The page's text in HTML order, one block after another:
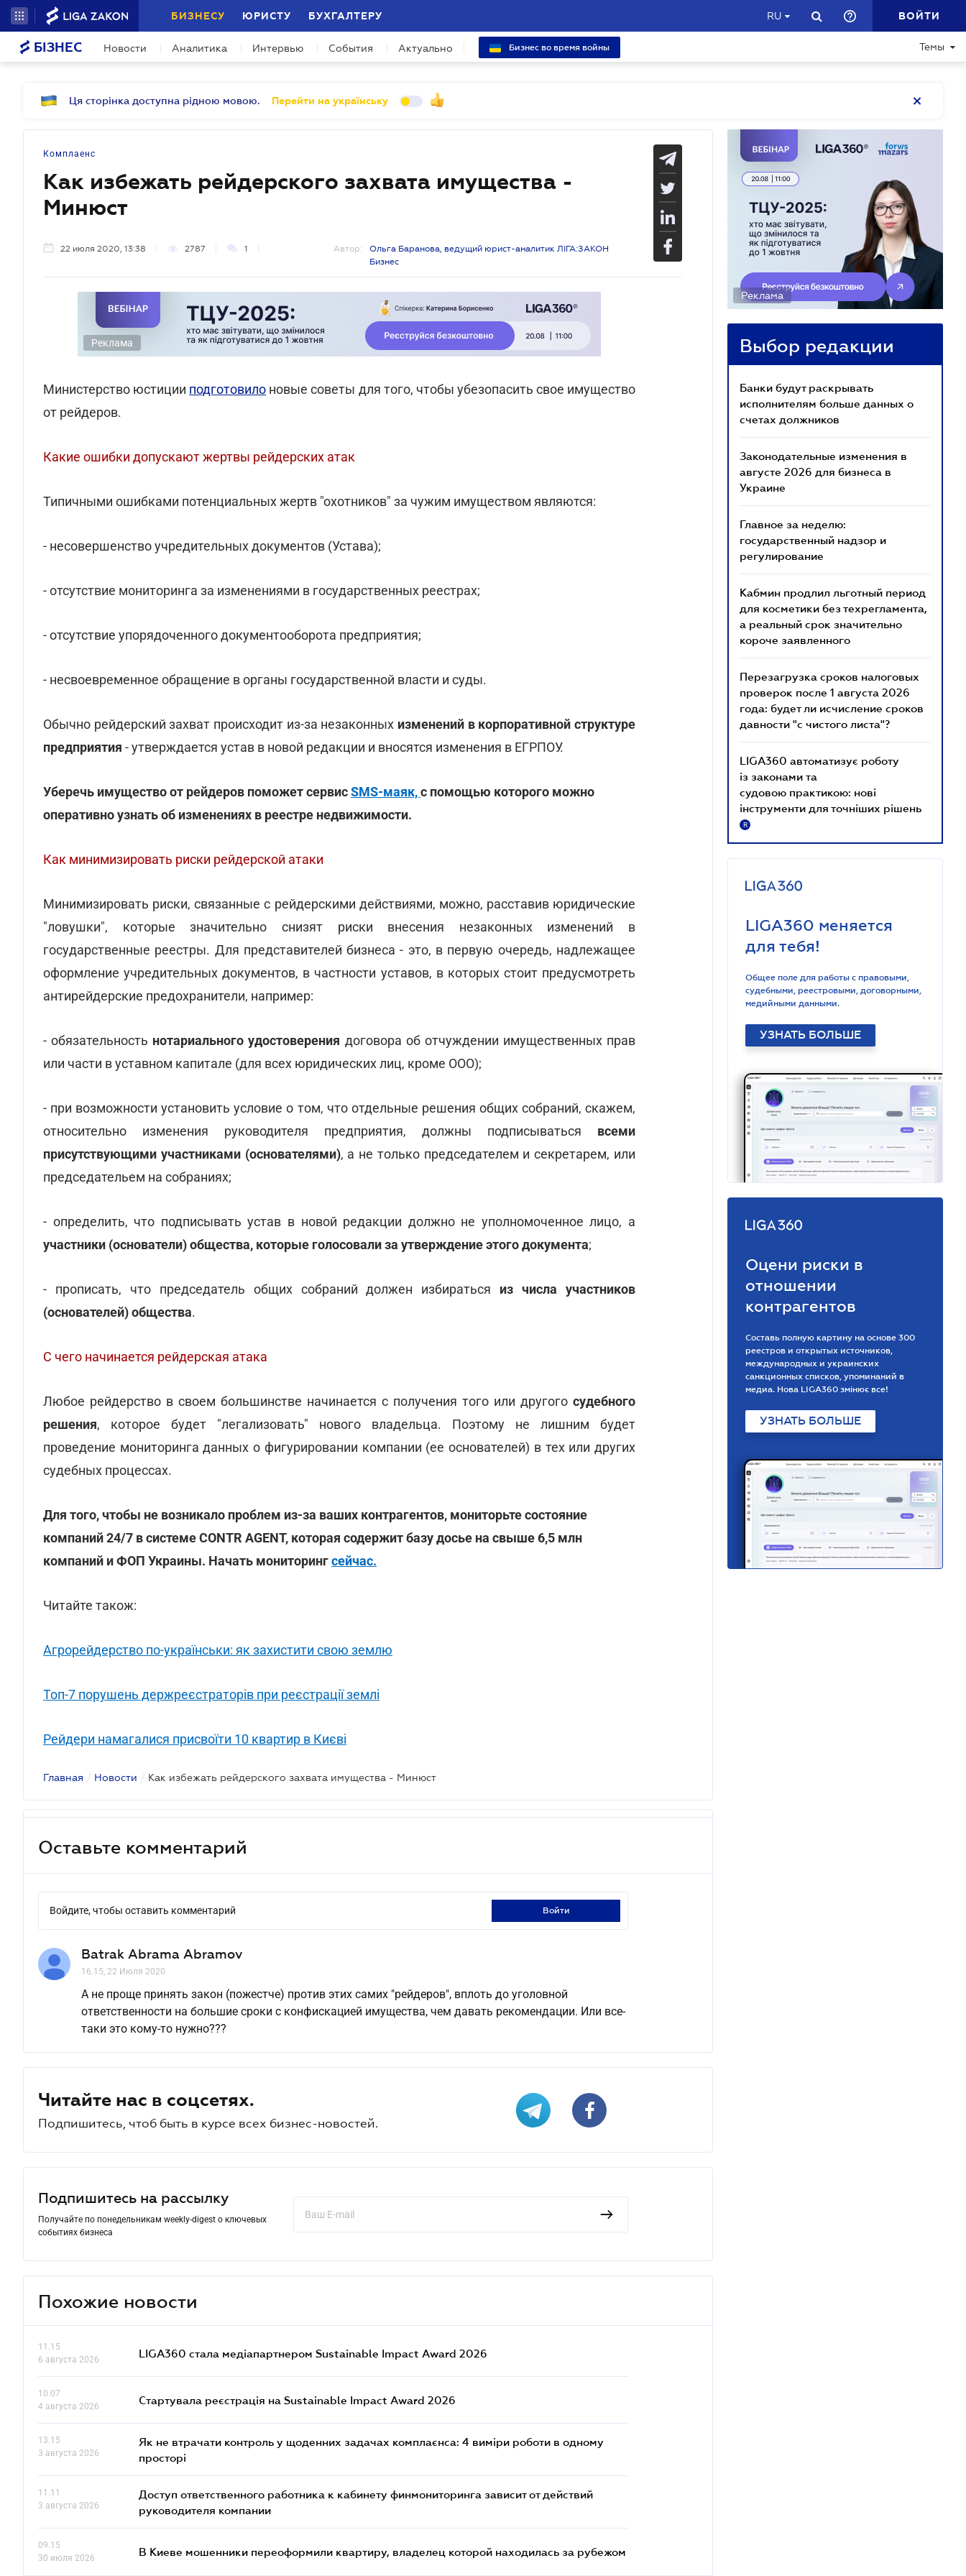
БИЗНЕСУ ЮРИСТУ БУХГАЛТЕРУ RU ВОЙТИ
БІЗНЕС Новости Аналитика Интервью События Актуально Бизнес во время войны Темы
Ця сторінка доступна рідною мовою. Перейти на українську
Комплаенс
Как избежать рейдерского захвата имущества -
Минюст
22 июля 2020, 13:38 2787 1 Автор:
Ольга Баранова, ведущий юрист-аналитик ЛІГА:ЗАКОН
Бизнес
Реклама
Министерство юстиции подготовило новые советы для того, чтобы убезопасить свое имущество
от рейдеров.
Какие ошибки допускают жертвы рейдерских атак
Типичными ошибками потенциальных жертв "охотников" за чужим имуществом являются:
- несовершенство учредительных документов (Устава);
- отсутствие мониторинга за изменениями в государственных реестрах;
- отсутствие упорядоченного документооборота предприятия;
- несвоевременное обращение в органы государственной власти и суды.
Обычно рейдерский захват происходит из-за незаконных изменений в корпоративной структуре
предприятия - утверждается устав в новой редакции и вносятся изменения в ЕГРПОУ.
Уберечь имущество от рейдеров поможет сервисSMS-маяк,с помощью которого можно
оперативно узнать об изменениях в реестре недвижимости.
Как минимизировать риски рейдерской атаки
Минимизировать риски, связанные с рейдерскими действиями, можно, расставив юридические
"ловушки", которые значительно снизят риски внесения незаконных изменений в
государственные реестры. Для представителей бизнеса - это, в первую очередь, надлежащее
оформление учредительных документов, в частности уставов, в которых стоит предусмотреть
антирейдерские предохранители, например:
- обязательность нотариального удостоверения договора об отчуждении имущественных прав
или части в уставном капитале (для всех юридических лиц, кроме ООО);
- при возможности установить условие о том, что отдельные решения общих собраний, скажем,
относительно изменения руководителя предприятия, должны подписываться всеми
присутствующими участниками (основателями), а не только председателем и секретарем, или
председательем на собраниях;
- определить, что подписывать устав в новой редакции должно не уполномоченное лицо, а
участники (основатели) общества, которые голосовали за утверждение этого документа;
- прописать, что председатель общих собраний должен избираться из числа участников
(основателей) общества.
С чего начинается рейдерская атака
Любое рейдерство в своем большинстве начинается с получения того или другого судебного
решения, которое будет "легализовать" нового владельца. Поэтому не лишним будет
проведение мониторинга данных о фигурировании компании (ее основателей) в тех или других
судебных процессах.
Для того, чтобы не возникало проблем из-за ваших контрагентов, мониторьте состояние
компаний 24/7 в системе CONTR AGENT, которая содержит базу досье на свыше 6,5 млн
компаний и ФОП Украины. Начать мониторингсейчас.
Читайте також:
Агрорейдерство по-українськи: як захистити свою землю
Топ-7 порушень держреєстраторів при реєстрації землі
Рейдери намагалися присвоїти 10 квартир в Києві
Главная / Новости / Как избежать рейдерского захвата имущества - Минюст
Оставьте комментарий
Войдите, чтобы оставить комментарий войти
Batrak Abrama Abramov
16.15, 22 Июля 2020
А не проще принять закон (пожестче) против этих самих "рейдеров", вплоть до уголовной
ответственности на большие сроки с конфискацией имущества, чем давать рекомендации. Или все-
таки это кому-то нужно???
Читайте нас в соцсетях.
Подпишитесь, чтоб быть в курсе всех бизнес-новостей.
Подпишитесь на рассылку
Получайте по понедельникам weekly-digest о ключевых
событиях бизнеса
Похожие новости
11.15
6 августа 2026
LIGA360 стала медіапартнером Sustainable Impact Award 2026
10.07
4 августа 2026
Стартувала реєстрація на Sustainable Impact Award 2026
13.15
3 августа 2026
Як не втрачати контроль у щоденних задачах комплаєнса: 4 виміри роботи в одному
просторі
11.11
3 августа 2026
Доступ ответственного работника к кабинету финмониторинга зависит от действий
руководителя компании
09.15
30 июля 2026
В Киеве мошенники переоформили квартиру, владелец которой находилась за рубежом
Реклама
Выбор редакции
Банки будут раскрывать
исполнителям больше данных о
счетах должников
Законодательные изменения в
августе 2026 для бизнеса в
Украине
Главное за неделю:
государственный надзор и
регулирование
Кабмин продлил льготный период
для косметики без техрегламента,
а реальный срок значительно
короче заявленного
Перезагрузка сроков налоговых
проверок после 1 августа 2026
года: будет ли исчисление сроков
давности "с чистого листа"?
LIGA360 автоматизує роботу
із законами та
судовою практикою: нові
інструменти для точніших рішень
R
LIGA360 меняется
для тебя!
Общее поле для работы с правовыми,
судебными, реестровыми, договорными,
медийными данными.
УЗНАТЬ БОЛЬШЕ
Оцени риски в
отношении
контрагентов
Составь полную картину на основе 300
реестров и открытых источников,
международных и украинских
санкционных списков, упоминаний в
медиа. Нова LIGA360 змінює все!
УЗНАТЬ БОЛЬШЕ